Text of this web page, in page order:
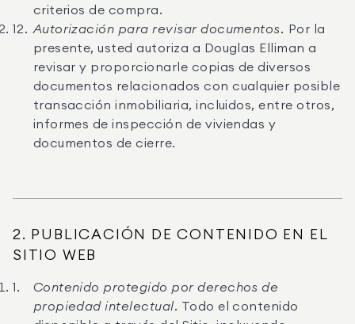
criterios de compra.
Autorización para revisar documentos.
Por la
presente, usted autoriza a Douglas Elliman a
revisar y proporcionarle copias de diversos
documentos relacionados con cualquier posible
transacción inmobiliaria, incluidos, entre otros,
informes de inspección de viviendas y
documentos de cierre.
2. PUBLICACIÓN DE CONTENIDO EN EL
SITIO WEB
Contenido protegido por derechos de
propiedad intelectual. Todo el contenido